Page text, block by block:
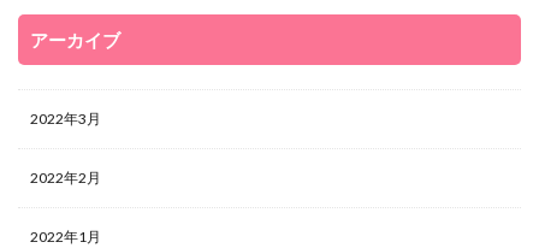
アーカイブ
2022年3月
2022年2月
2022年1月